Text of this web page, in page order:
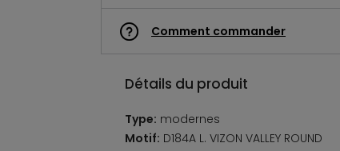
Comment commander
Détails du produit
Type: modernes
Motif: D184A L. VIZON VALLEY ROUND